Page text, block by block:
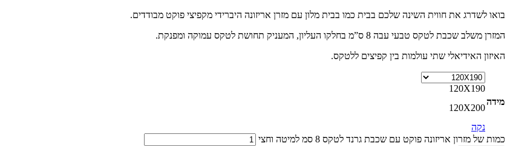
בואו לשדרג את חווית השינה שלכם בבית כמו בבית מלון עם מזרן אריזונה היברידי מקפיצי פוקט מבודדים.
המזרן משלב שכבת לטקס טבעי עבה 8 ס”מ בחלקו העליון, המעניק תחושת לטקס עמוקה ומפנקת.
האיזון האידיאלי שתי עולמות בין קפיצים ללטקס.
מידה
120X190
120X200
נקה
כמות של מזרון אריזונה פוקט עם שכבת גרנד לטקס 8 סמ למיטה וחצי